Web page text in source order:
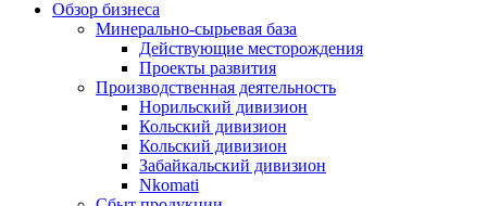
Обзор бизнеса
Минерально-сырьевая база
Действующие месторождения
Проекты развития
Производственная деятельность
Норильский дивизион
Кольский дивизион
Кольский дивизион
Забайкальский дивизион
Nkomati